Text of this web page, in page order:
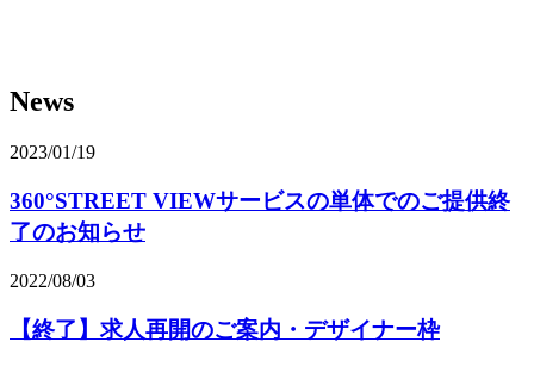
News
2023/01/19
360°STREET VIEWサービスの単体でのご提供終
了のお知らせ
2022/08/03
【終了】求人再開のご案内・デザイナー枠